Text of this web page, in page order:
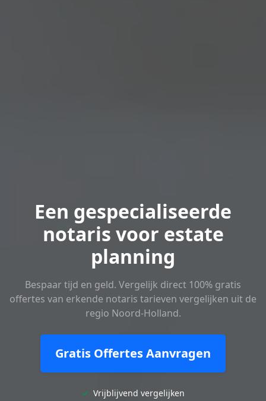
Een gespecialiseerde
notaris voor estate
planning
Bespaar tijd en geld. Vergelijk direct 100% gratis
offertes van erkende notaris tarieven vergelijken uit de
regio Noord-Holland.
Gratis Offertes Aanvragen
✓ Vrijblijvend vergelijken